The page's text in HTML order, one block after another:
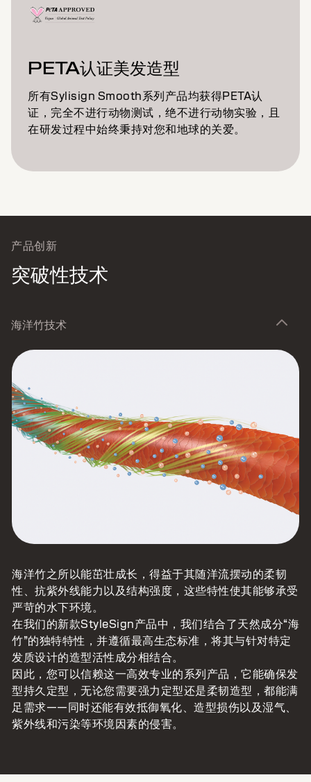
PETA认证美发造型
所有Sylisign Smooth系列产品均获得PETA认
证，完全不进行动物测试，绝不进行动物实验，且
在研发过程中始终秉持对您和地球的关爱。
产品创新
突破性技术
海洋竹技术
海洋竹之所以能茁壮成长，得益于其随洋流摆动的柔韧
性、抗紫外线能力以及结构强度，这些特性使其能够承受
严苛的水下环境。
在我们的新款StyleSign产品中，我们结合了天然成分“海
竹”的独特特性，并遵循最高生态标准，将其与针对特定
发质设计的造型活性成分相结合。
因此，您可以信赖这一高效专业的系列产品，它能确保发
型持久定型，无论您需要强力定型还是柔韧造型，都能满
足需求——同时还能有效抵御氧化、造型损伤以及湿气、
紫外线和污染等环境因素的侵害。